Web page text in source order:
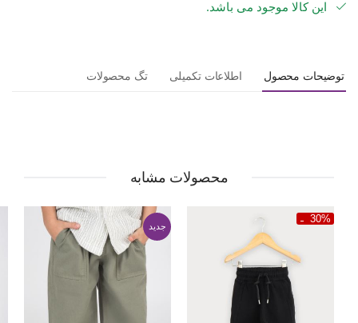
این کالا موجود می باشد.
توضیحات محصول اطلاعات تکمیلی تگ محصولات
محصولات مشابه
30%
جدید